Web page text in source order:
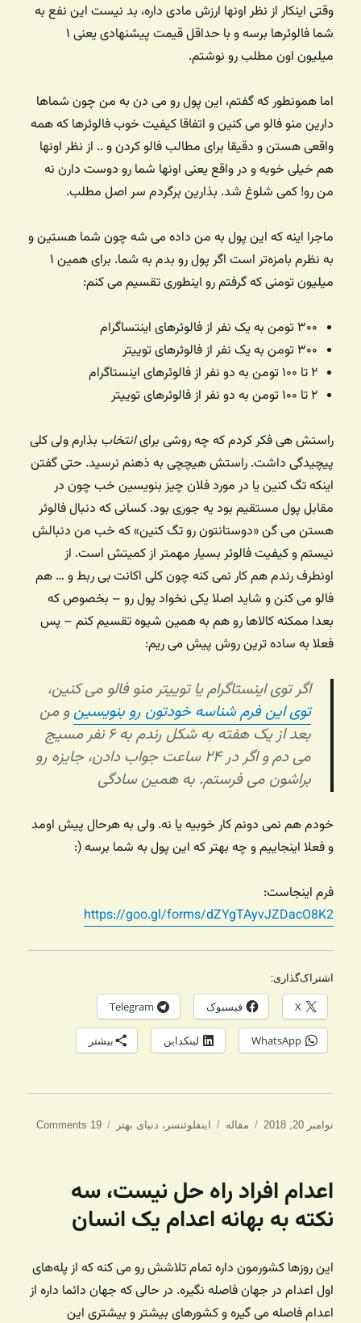
وقتی اینکار از نظر اونها ارزش مادی داره، بد نیست این نفع به
شما فالوئرها برسه و با حداقل قیمت پیشنهادی یعنی ۱
میلیون اون مطلب رو نوشتم.
اما همونطور که گفتم، این پول رو می دن به من چون شماها
دارین منو فالو می کنین و اتفاقا کیفیت خوب فالوئرها که همه
واقعی هستن و دقیقا برای مطالب فالو کردن و .. از نظر اونها
هم خیلی خوبه و در واقع یعنی اونها شما رو دوست دارن نه
من رو! کمی شلوغ شد. بذارین برگردم سر اصل مطلب.
ماجرا اینه که این پول به من داده می شه چون شما هستین و
به نظرم بامزه‌تر است اگر پول رو بدم به شما. برای همین ۱
میلیون تومنی که گرفتم رو اینطوری تقسیم می کنم:
۳۰۰ تومن به یک نفر از فالوئرهای اینتساگرام
۳۰۰ تومن به یک نفر از فالوئرهای توییتر
۲ تا ۱۰۰ تومن به دو نفر از فالوئرهای اینستاگرام
۲ تا ۱۰۰ تومن به دو نفر از فالوئرهای توییتر
راستش هی فکر کردم که چه روشی برایانتخاب بذارم ولی کلی
پیچیدگی داشت. راستش هیچچی به ذهنم نرسید. حتی گفتن
اینکه تگ کنین یا در مورد فلان چیز بنویسین خب چون در
مقابل پول مستقیم بود یه جوری بود. کسانی که دنبال فالوئر
هستن می گن «دوستانتون رو تگ کنین» که خب من دنبالش
نیستم و کیفیت فالوئر بسیار مهمتر از کمیتش است. از
اونطرف رندم هم کار نمی کنه چون کلی اکانت بی ربط و … هم
فالو می کنن و شاید اصلا یکی نخواد پول رو – بخصوص که
بعدا ممکنه کالاها رو هم به همین شیوه تقسیم کنم – پس
فعلا به ساده ترین روش پیش می ریم:
اگر توی اینستاگرام یا توییتر منو فالو می کنین،
توی این فرم شناسه خودتون رو بنویسینو من
بعد از یک هفته به شکل رندم به ۶ نفر مسیج
می دم و اگر در ۲۴ ساعت جواب دادن، جایزه رو
براشون می فرستم. به همین سادگی
خودم هم نمی دونم کار خوبیه یا نه. ولی به هرحال پیش اومد
و فعلا اینجاییم و چه بهتر که این پول به شما برسه (:
فرم اینجاست:
https://goo.gl/forms/dZYgTAyvJZDacO8K2
اشتراک‌گذاری:
X فیسبوک Telegram
WhatsApp لینکداین بیشتر
ارسال
نوامبر 20, 2018 دسته‌ها
مقاله برچسب‌ها
اینفلوئنسر ، دنیای بهتر 19 Comments
اعدام افراد راه حل نیست، سه
نکته به بهانه اعدام یک انسان
این روزها کشورمون داره تمام تلاشش رو می کنه که از پله‌های
اول اعدام در جهان فاصله نگیره. در حالی که جهان دائما داره از
اعدام فاصله می گیره و کشورهای بیشتر و بیشتری این